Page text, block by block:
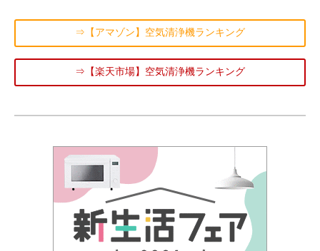
⇒【アマゾン】空気清浄機ランキング
⇒【楽天市場】空気清浄機ランキング